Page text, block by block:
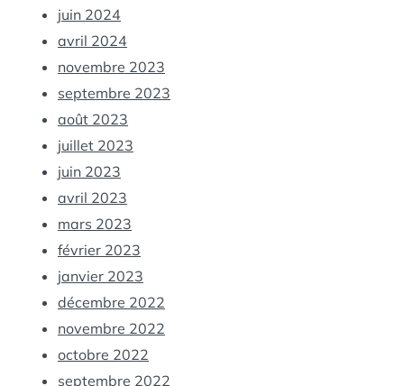
juin 2024
avril 2024
novembre 2023
septembre 2023
août 2023
juillet 2023
juin 2023
avril 2023
mars 2023
février 2023
janvier 2023
décembre 2022
novembre 2022
octobre 2022
septembre 2022